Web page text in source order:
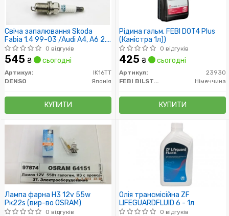
Свіча запалювання Skoda
Fabia 1.4 99-03 /Audi A4, A6 2.0
/VW Passat B5 2.0
0 відгуків
545 ₴ сьогодні
Артикул:
IK16TT
DENSO
Японія
КУПИТИ
Рідина гальм. FEBI DOT4 Plus
(Каністра 1л))
0 відгуків
425 ₴ сьогодні
Артикул:
23930
FEBI BILSTEIN
Німеччина
КУПИТИ
Лампа фарна H3 12v 55w
Pк22s (вир-во OSRAM)
0 відгуків
Олія трансмісійна ZF
LIFEGUARDFLUID 6 - 1л
0 відгуків